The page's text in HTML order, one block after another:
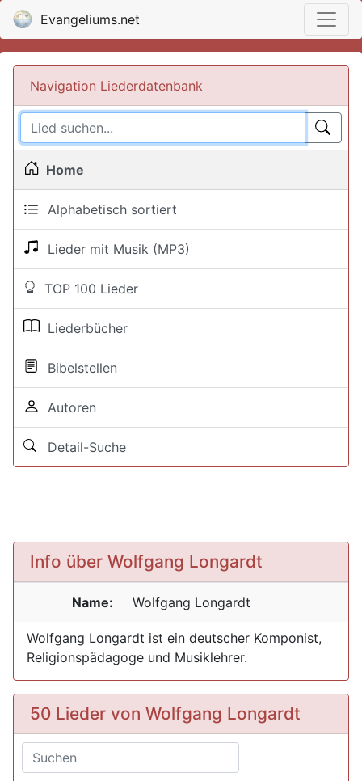
Evangeliums.net
Navigation Liederdatenbank
Home
Alphabetisch sortiert
Lieder mit Musik (MP3)
TOP 100 Lieder
Liederbücher
Bibelstellen
Autoren
Detail-Suche
Info über Wolfgang Longardt
Name: Wolfgang Longardt
Wolfgang Longardt ist ein deutscher Komponist,
Religionspädagoge und Musiklehrer.
50 Lieder von Wolfgang Longardt